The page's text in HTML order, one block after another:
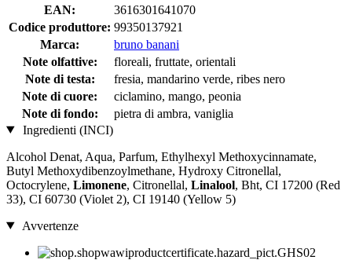
EAN:
3616301641070
Codice produttore: 99350137921
Marca:
bruno banani
Note olfattive:
floreali, fruttate, orientali
Note di testa:
fresia, mandarino verde, ribes nero
Note di cuore:
ciclamino, mango, peonia
Note di fondo:
pietra di ambra, vaniglia
Ingredienti (INCI)
Alcohol Denat, Aqua, Parfum, Ethylhexyl Methoxycinnamate,
Butyl Methoxydibenzoylmethane, Hydroxy Citronellal,
Octocrylene, Limonene, Citronellal, Linalool, Bht, CI 17200 (Red
33), CI 60730 (Violet 2), CI 19140 (Yellow 5)
Avvertenze